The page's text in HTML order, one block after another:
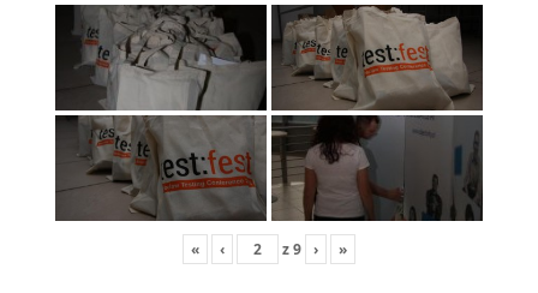
« ‹ z9 › »